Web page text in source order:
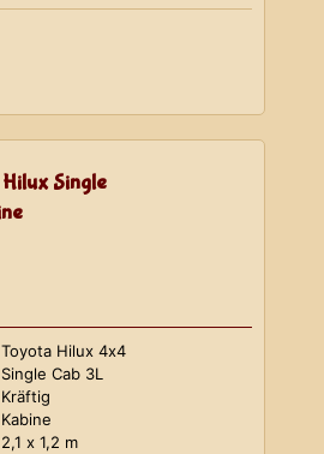
Single
Toyota Hilux 4x4
Single Cab 3L
Kräftig
Kabine
2,1 x 1,2 m